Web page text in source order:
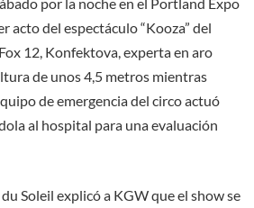
acto del espectáculo “Kooza” del
12, Konfektova, experta en aro
de unos 4,5 metros mientras
de emergencia del circo actuó
al hospital para una evaluación
Soleil explicó a KGW que el show se